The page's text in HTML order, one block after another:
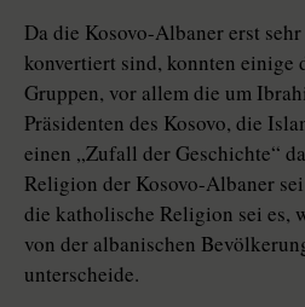
Da die Kosovo-Albaner erst
konvertiert sind, konnten einige
Gruppen, vor allem die um
Präsidenten des Kosovo, die
einen „Zufall der Geschichte“
Religion der Kosovo-Albaner
die katholische Religion sei es,
von der albanischen
unterscheide.